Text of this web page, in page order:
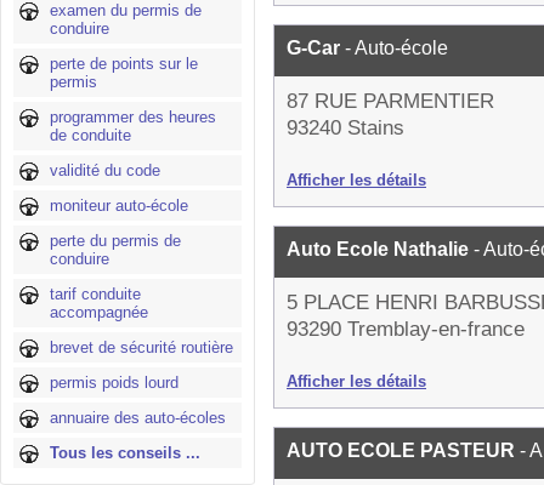
examen du permis de
conduire
perte de points sur le
permis
programmer des heures
de conduite
validité du code
moniteur auto-école
perte du permis de
conduire
tarif conduite
accompagnée
brevet de sécurité routière
permis poids lourd
annuaire des auto-écoles
Tous les conseils ...
G-Car - Auto-école
87 RUE PARMENTIER
93240 Stains
Afficher les détails
Auto Ecole Nathalie - Auto-
5 PLACE HENRI
93290 Tremblay-en-france
Afficher les détails
AUTO ECOLE PASTEUR -